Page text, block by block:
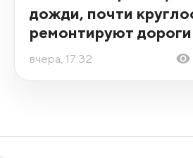
дожди, почти
ремонтируют дороги
вчера, 17:32